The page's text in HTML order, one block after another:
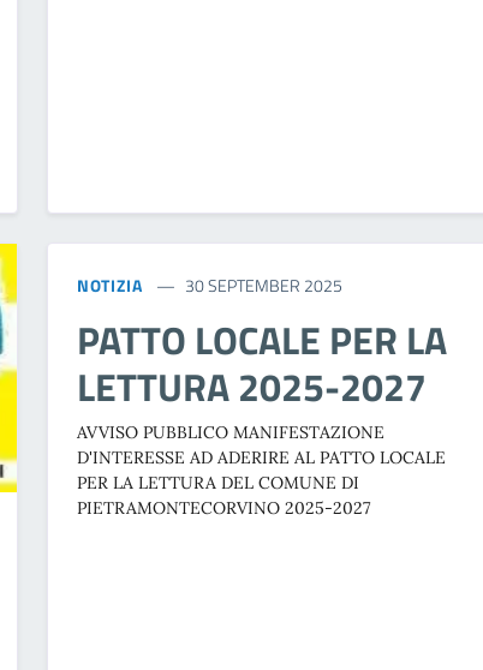
NOTIZIA 30 SEPTEMBER 2025
PATTO LOCALE PER LA
LETTURA 2025-2027
AVVISO PUBBLICO MANIFESTAZIONE
D'INTERESSE AD ADERIRE AL PATTO LOCALE
PER LA LETTURA DEL COMUNE DI
PIETRAMONTECORVINO 2025-2027